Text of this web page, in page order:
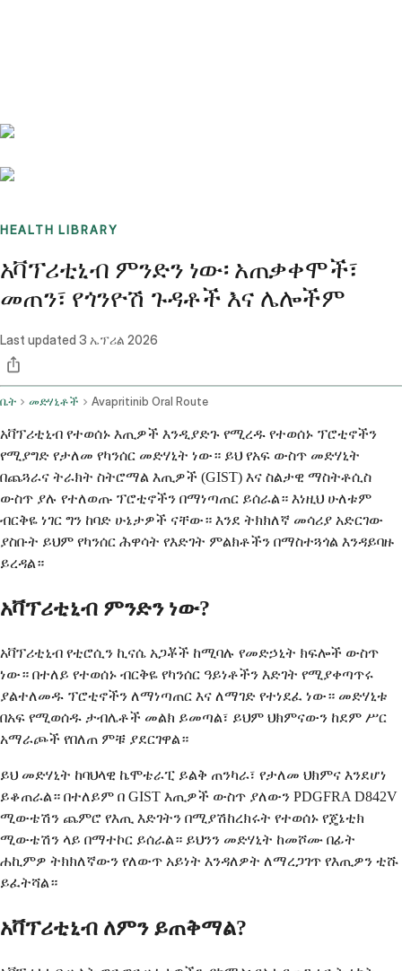
HEALTH LIBRARY
አቫፕሪቲኒብ ምንድን ነው፡ አጠቃቀሞች፣
መጠን፣ የጎንዮሽ ጉዳቶች እና ሌሎችም
Last updated 3 ኤፕሪል 2026
ቤት መድሃኒቶች Avapritinib Oral Route
አቫፕሪቲኒብ የተወሰኑ እጢዎች እንዲያድጉ የሚረዱ የተወሰኑ ፕሮቲኖችን
የሚያግድ የታለመ የካንሰር መድሃኒት ነው። ይህ የአፍ ውስጥ መድሃኒት
በጨጓራና ትራክት ስትሮማል እጢዎች (GIST) እና ስልታዊ ማስትቶሲስ
ውስጥ ያሉ የተለወጡ ፕሮቲኖችን በማነጣጠር ይሰራል። እነዚህ ሁለቱም
ብርቅዬ ነገር ግን ከባድ ሁኔታዎች ናቸው። እንደ ትክክለኛ መሳሪያ አድርገው
ያስቡት ይህም የካንሰር ሕዋሳት የእድገት ምልክቶችን በማስተጓጎል እንዳይባዙ
ይረዳል።
አቫፕሪቲኒብ ምንድን ነው?
አቫፕሪቲኒብ የቲሮሲን ኪናሴ አጋቾች ከሚባሉ የመድኃኒት ክፍሎች ውስጥ
ነው። በተለይ የተወሰኑ ብርቅዬ የካንሰር ዓይነቶችን እድገት የሚያቀጣጥሩ
ያልተለመዱ ፕሮቲኖችን ለማነጣጠር እና ለማገድ የተነደፈ ነው። መድሃኒቱ
በአፍ የሚወሰዱ ታብሌቶች መልክ ይመጣል፣ ይህም ህክምናውን ከደም ሥር
አማራጮች የበለጠ ምቹ ያደርገዋል።
ይህ መድሃኒት ከባህላዊ ኬሞቴራፒ ይልቅ ጠንካራ፣ የታለመ ህክምና እንደሆነ
ይቆጠራል። በተለይም በ GIST እጢዎች ውስጥ ያለውን PDGFRA D842V
ሚውቴሽን ጨምሮ የእጢ እድገትን በሚያሽከረክሩት የተወሰኑ የጄኔቲክ
ሚውቴሽን ላይ በማተኮር ይሰራል። ይህንን መድሃኒት ከመሾሙ በፊት
ሐኪምዎ ትክክለኛውን የለውጥ አይነት እንዳለዎት ለማረጋገጥ የእጢዎን ቲሹ
ይፈትሻል።
አቫፕሪቲኒብ ለምን ይጠቅማል?